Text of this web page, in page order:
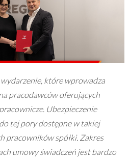
które wprowadza
pracodawców oferujących
Ubezpieczenie
tej pory dostępne w takiej
pracowników spółki. Zakres
umowy świadczeń jest bardzo